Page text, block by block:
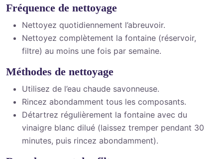
Fréquence de nettoyage
Nettoyez quotidiennement l’abreuvoir.
Nettoyez complètement la fontaine (réservoir,
filtre) au moins une fois par semaine.
Méthodes de nettoyage
Utilisez de l’eau chaude savonneuse.
Rincez abondamment tous les composants.
Détartrez régulièrement la fontaine avec du
vinaigre blanc dilué (laissez tremper pendant 30
minutes, puis rincez abondamment).